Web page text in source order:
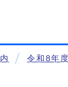
令和8年